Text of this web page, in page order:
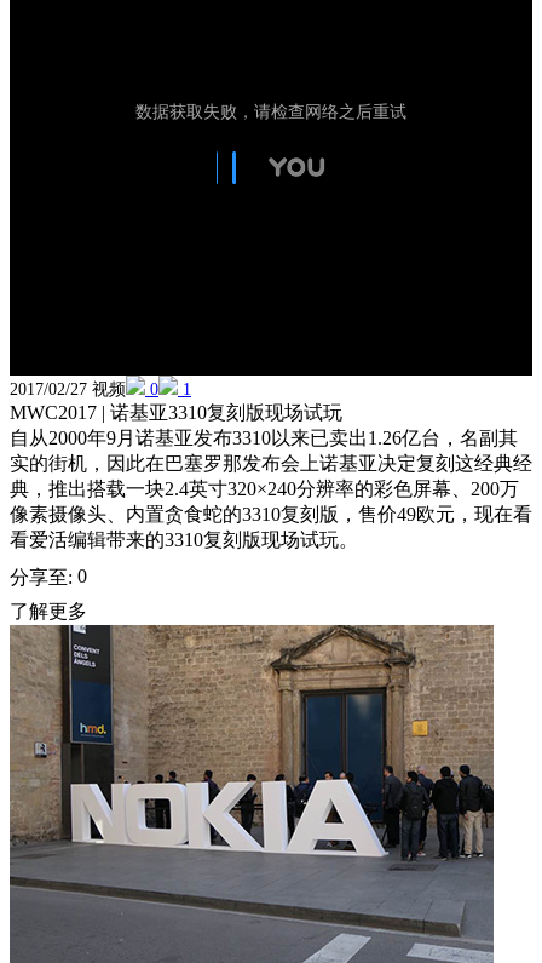
2017/02/27 视频 0 1
MWC2017 | 诺基亚3310复刻版现场试玩
自从2000年9月诺基亚发布3310以来已卖出1.26亿台，名副其
实的街机，因此在巴塞罗那发布会上诺基亚决定复刻这经典经
典，推出搭载一块2.4英寸320×240分辨率的彩色屏幕、200万
像素摄像头、内置贪食蛇的3310复刻版，售价49欧元，现在看
看爱活编辑带来的3310复刻版现场试玩。
分享至: 0
了解更多